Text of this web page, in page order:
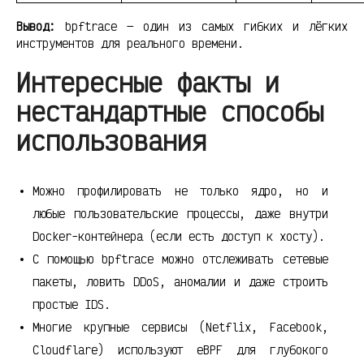
Вывод:
bpftrace — один из самых гибких и лёгких
инструментов для реального времени.
Интересные факты и
нестандартные способы
использования
Можно профилировать не только ядро, но и
любые пользовательские процессы, даже внутри
Docker-контейнера (если есть доступ к хосту).
С помощью bpftrace можно отслеживать сетевые
пакеты, ловить DDoS, аномалии и даже строить
простые IDS.
Многие крупные сервисы (Netflix, Facebook,
Cloudflare) используют eBPF для глубокого